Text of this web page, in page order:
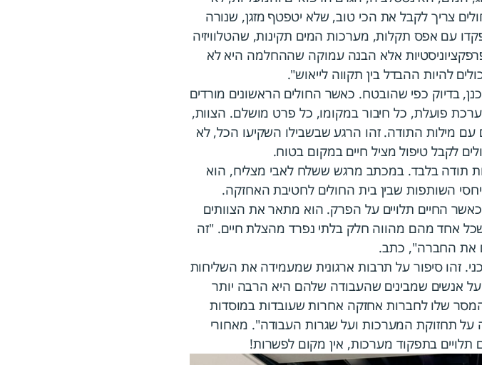
צריך לקבל את הכי טוב, שלא יטפטף מזגן, שנורה
עם אפס תקלות, מערכות המים תקינות, שהטלוויזיה
פרפקציוניסטיות אלא הבנה עמוקה שההחלמה היא לא
להיות ההבדל בין תקווה לייאוש".
שתוכנן, בדיוק כפי שהובטח. כאשר החולים הראשונים מורדים
פועלת, כל חיבור במקומו, כל פרט מושלם. הצוות,
מילות התודה. זהו הרגע שבשבילו השקיעו הכל, לא
לקבל טיפול מציל חיים במקום בטוח.
תודה בלבד. במכתב מרגש ששלח לאבי מצליח, הוא
השותפות שבין בית החולים לחטיבת האחזקה.
החיים תלויים על הפרק. הוא מתאר את הצוותים
אחד מהם מהווה חלק בלתי נפרד מהצלת חיים. "זה
את החברה", כתב.
זהו סיפור על תרבות ארגונית שמעמידה את השליחות
אנשים שמבינים שהעבודה שלהם היא הרבה יותר
שלו לחברות אחזקה אחרות שעובדות במוסדות
על תחזוקת המערכות ועל שגרות העבודה". מאחורי
בתפקוד מערכות, אין מקום לפשרות!